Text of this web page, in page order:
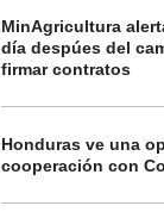
MinAgricultura
día despúes del
firmar contratos
Honduras ve una
cooperación con